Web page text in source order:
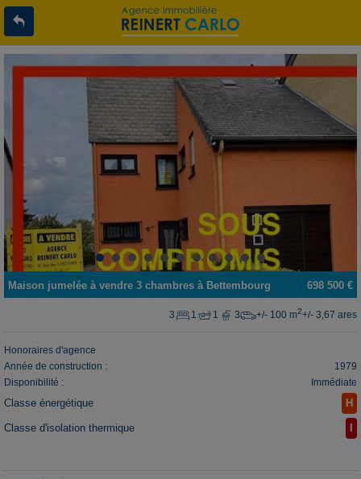
698 500 €
Maison jumelée à vendre 3 chambres à Bettembourg
3 1 1 3 +/- 100 m2+/- 3,67 ares
Honoraires d'agence
Année de construction :
1979
Disponibilité :
Immédiate
Classe énergétique H
Classe d'isolation thermique I